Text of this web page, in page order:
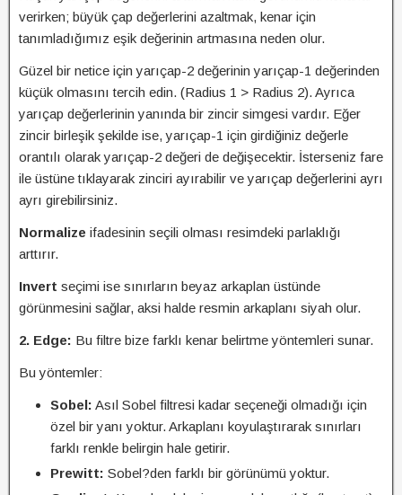
verirken; büyük çap değerlerini azaltmak, kenar için
tanımladığımız eşik değerinin artmasına neden olur.
Güzel bir netice için yarıçap-2 değerinin yarıçap-1 değerinden
küçük olmasını tercih edin. (Radius 1 > Radius 2). Ayrıca
yarıçap değerlerinin yanında bir zincir simgesi vardır. Eğer
zincir birleşik şekilde ise, yarıçap-1 için girdiğiniz değerle
orantılı olarak yarıçap-2 değeri de değişecektir. İsterseniz fare
ile üstüne tıklayarak zinciri ayırabilir ve yarıçap değerlerini ayrı
ayrı girebilirsiniz.
Normalize ifadesinin seçili olması resimdeki parlaklığı
arttırır.
Invert seçimi ise sınırların beyaz arkaplan üstünde
görünmesini sağlar, aksi halde resmin arkaplanı siyah olur.
2. Edge: Bu filtre bize farklı kenar belirtme yöntemleri sunar.
Bu yöntemler:
Sobel: Asıl Sobel filtresi kadar seçeneği olmadığı için
özel bir yanı yoktur. Arkaplanı koyulaştırarak sınırları
farklı renkle belirgin hale getirir.
Prewitt: Sobel?den farklı bir görünümü yoktur.